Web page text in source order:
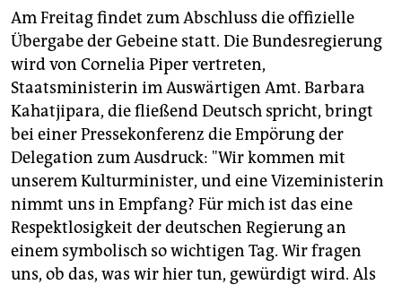
Am Freitag findet zum Abschluss die offizielle
Übergabe der Gebeine statt. Die Bundesregierung
wird von Cornelia Piper vertreten,
Staatsministerin im Auswärtigen Amt. Barbara
Kahatjipara, die fließend Deutsch spricht, bringt
bei einer Pressekonferenz die Empörung der
Delegation zum Ausdruck: "Wir kommen mit
unserem Kulturminister, und eine Vizeministerin
nimmt uns in Empfang? Für mich ist das eine
Respektlosigkeit der deutschen Regierung an
einem symbolisch so wichtigen Tag. Wir fragen
uns, ob das, was wir hier tun, gewürdigt wird. Als